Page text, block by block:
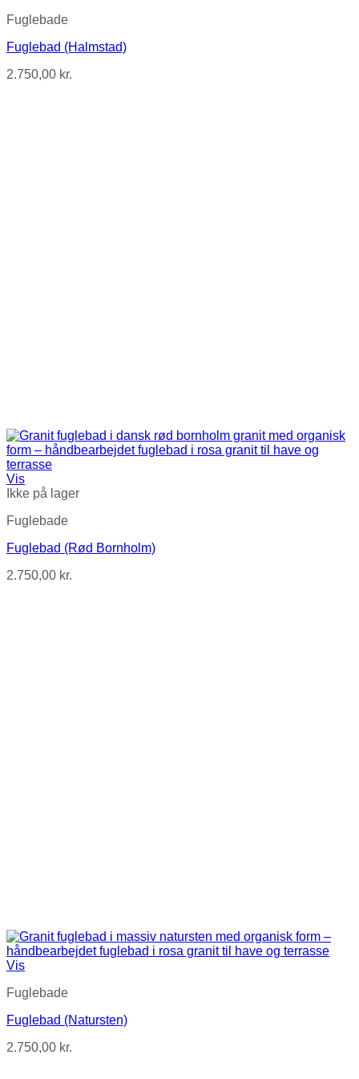
Fuglebade
Fuglebad (Halmstad)
2.750,00 kr.
Vis
Ikke på lager
Fuglebade
Fuglebad (Rød Bornholm)
2.750,00 kr.
Vis
Fuglebade
Fuglebad (Natursten)
2.750,00 kr.